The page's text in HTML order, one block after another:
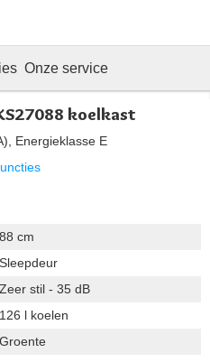
Onze service
koelkast
Energieklasse E
88 cm
Sleepdeur
Zeer stil - 35 dB
126 l koelen
Groente